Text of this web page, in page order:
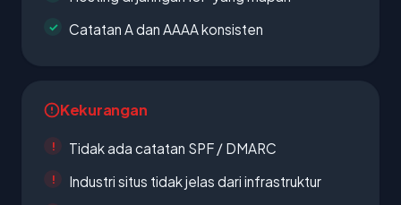
Catatan A dan AAAA konsisten
Kekurangan
Tidak ada catatan SPF / DMARC
Industri situs tidak jelas dari infrastruktur